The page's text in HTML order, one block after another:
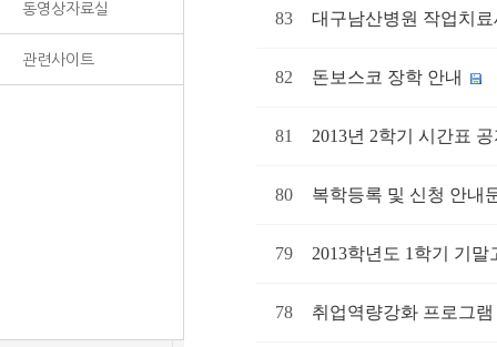
동영상자료실
관련사이트
83 대구남산병원 작업치
82 돈보스코 장학 안내
81 2013년 2학기 시간표
80 복학등록 및 신청 안내
79 2013학년도 1학기 기
78 취업역량강화 프로그